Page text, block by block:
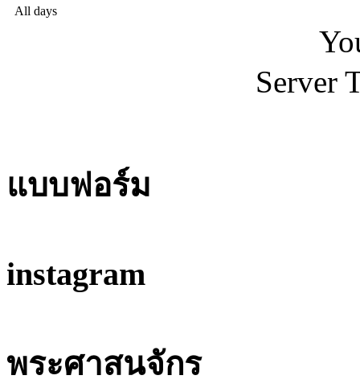
All days
Server
แบบฟอร์ม
instagram
พระศาสนจักร